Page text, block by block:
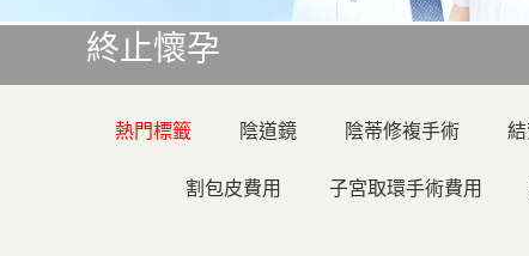
終止懷孕
熱門標籤 陰道鏡 陰蒂修複手術
割包皮費用 子宮取環手術費用